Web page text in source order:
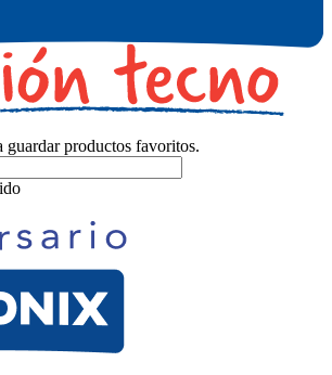
guardar productos favoritos.